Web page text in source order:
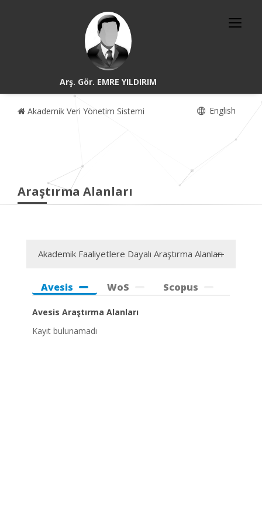
Arş. Gör. EMRE YILDIRIM
Akademik Veri Yönetim Sistemi English
Araştırma Alanları
Akademik Faaliyetlere Dayalı Araştırma Alanları
Avesis WoS Scopus
Avesis Araştırma Alanları
Kayıt bulunamadı